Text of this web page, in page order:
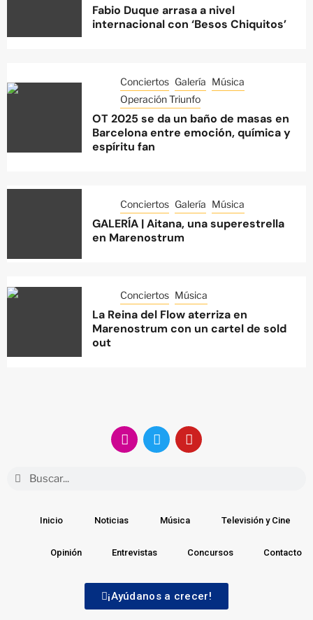
Fabio Duque arrasa a nivel
internacional con ‘Besos Chiquitos’
Conciertos Galería Música
Operación Triunfo
OT 2025 se da un baño de masas en
Barcelona entre emoción, química y
espíritu fan
Conciertos Galería Música
GALERÍA | Aitana, una superestrella
en Marenostrum
Conciertos Música
La Reina del Flow aterriza en
Marenostrum con un cartel de sold
out
Inicio Noticias Música Televisión y Cine
Opinión Entrevistas Concursos Contacto
¡Ayúdanos a crecer!